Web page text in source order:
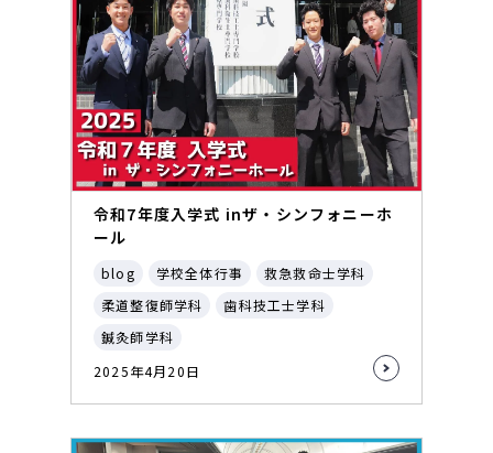
令和7年度入学式 inザ・シンフォニーホ
ール
blog 学校全体行事
救急救命士学科
柔道整復師学科
歯科技工士学科
鍼灸師学科
2025年4月20日